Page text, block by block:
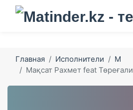
Главная Исполнители
М
Мақсат Рахмет feat